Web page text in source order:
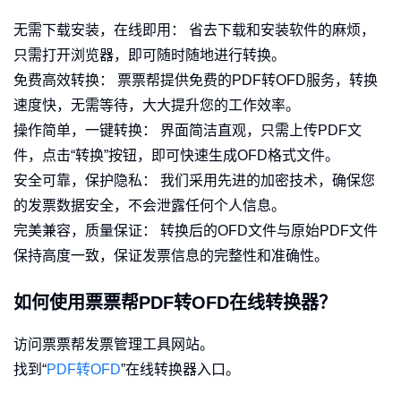
无需下载安装，在线即用： 省去下载和安装软件的麻烦，
只需打开浏览器，即可随时随地进行转换。
免费高效转换： 票票帮提供免费的PDF转OFD服务，转换
速度快，无需等待，大大提升您的工作效率。
操作简单，一键转换： 界面简洁直观，只需上传PDF文
件，点击“转换”按钮，即可快速生成OFD格式文件。
安全可靠，保护隐私： 我们采用先进的加密技术，确保您
的发票数据安全，不会泄露任何个人信息。
完美兼容，质量保证： 转换后的OFD文件与原始PDF文件
保持高度一致，保证发票信息的完整性和准确性。
如何使用票票帮PDF转OFD在线转换器？
访问票票帮发票管理工具网站。
找到“PDF转OFD”在线转换器入口。